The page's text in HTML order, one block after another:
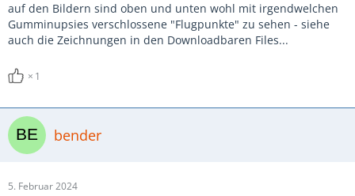
auf den Bildern sind oben und unten wohl mit irgendwelchen
Gumminupsies verschlossene "Flugpunkte" zu sehen - siehe
auch die Zeichnungen in den Downloadbaren Files...
1
bender
5. Februar 2024